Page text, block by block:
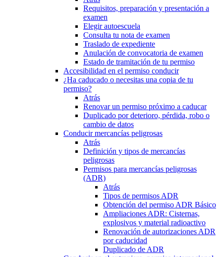
Requisitos, preparación y presentación a
examen
Elegir autoescuela
Consulta tu nota de examen
Traslado de expediente
Anulación de convocatoria de examen
Estado de tramitación de tu permiso
Accesibilidad en el permiso conducir
¿Ha caducado o necesitas una copia de tu
permiso?
Atrás
Renovar un permiso próximo a caducar
Duplicado por deterioro, pérdida, robo o
cambio de datos
Conducir mercancías peligrosas
Atrás
Definición y tipos de mercancías
peligrosas
Permisos para mercancías peligrosas
(ADR)
Atrás
Tipos de permisos ADR
Obtención del permiso ADR Básico
Ampliaciones ADR: Cisternas,
explosivos y material radioactivo
Renovación de autorizaciones ADR
por caducidad
Duplicado de ADR